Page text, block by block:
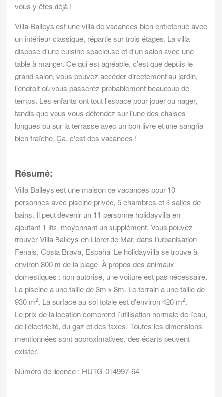
vous y êtes déjà !
Villa Baileys est une villa de vacances bien entretenue avec
un intérieur classique, répartie sur trois étages. La villa
dispose d'une cuisine spacieuse et d'un salon avec une
table à manger. Ce qui est agréable, c'est que depuis le
grand salon, vous pouvez accéder directement au jardin,
l'endroit où vous passerez probablement beaucoup de
temps. Les enfants ont tout l'espace pour jouer ou nager,
tandis que vous vous détendez sur l'une des chaises
longues ou sur la terrasse avec un bon livre et une sangria
bien fraîche. Ça, c'est des vacances !
Résumé:
Villa Baileys est une maison de vacances pour 10
personnes avec piscine privée, 5 chambres et 3 salles de
bains. Il peut devenir un 11 personne holidayvilla en
ajoutant 1 lits, moyennant un supplément. Vous pouvez
trouver Villa Baileys en Lloret de Mar, dans l’urbanisation
Fenals, Costa Brava, España. Le holidayvilla se trouve à
environ 800 m de la plage. À propos des animaux
domestiques : non autorisé, une voiture est pas nécessaire.
La piscine a une taille de 3m x 8m. Le terrain a une taille de
930 m2. La surface au sol totale est d’environ 420 m2.
Le prix de la location comprend l’utilisation normale de l’eau,
de l’électricité, du gaz et des taxes. Toutes les dimensions
mentionnées sont approximatives, des écarts peuvent
exister.
Numéro de licence : HUTG-014997-64